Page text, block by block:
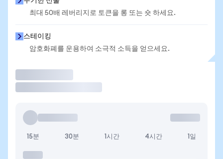
최대 50배 레버리지로 토큰을 롱 또는 숏 하세요.
스테이킹
암호화폐를 운용하여 소극적 소득을 얻으세요.
15분 30분 1시간 4시간 1일